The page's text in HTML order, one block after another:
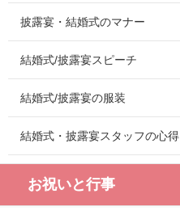
披露宴・結婚式のマナー
結婚式/披露宴スピーチ
結婚式/披露宴の服装
結婚式・披露宴スタッフの心得
お祝いと行事